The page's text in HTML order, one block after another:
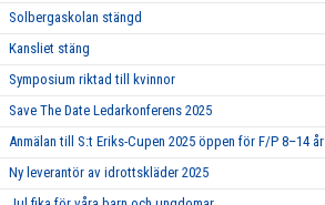
Solbergaskolan stängd
Kansliet stäng
Symposium riktad till kvinnor
Save The Date Ledarkonferens 2025
Anmälan till S:t Eriks-Cupen 2025 öppen för F/P 8–14 år
Ny leverantör av idrottskläder 2025